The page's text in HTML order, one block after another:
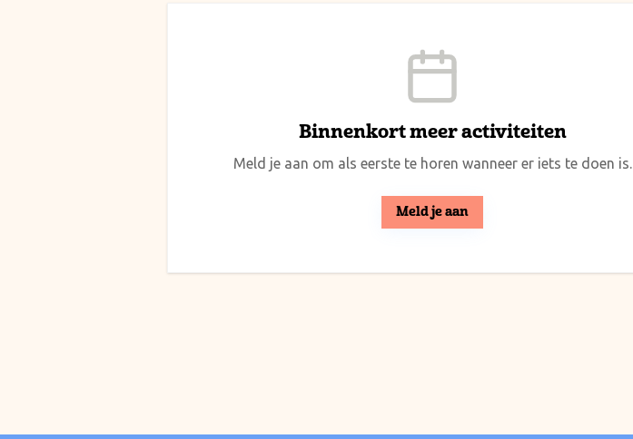
Binnenkort meer activiteiten
Meld je aan om als eerste te horen wanneer er iets te doen is.
Meld je aan